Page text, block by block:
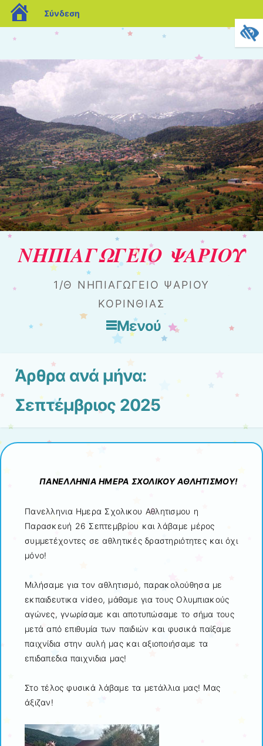
blogs.sch.gr
Σύνδεση
ΝΗΠΙΑΓΩΓΕΙΟ ΨΑΡΙΟΥ
1/Θ ΝΗΠΙΑΓΩΓΕΊΟ ΨΑΡΊΟΥ
ΚΟΡΙΝΘΊΑΣ
Μενού
Άρθρα ανά μήνα:
Σεπτέμβριος 2025
ΠΑΝΕΛΛΗΝΙΑ ΗΜΕΡΑ ΣΧΟΛΙΚΟΥ ΑΘΛΗΤΙΣΜΟΥ!
Πανελληνια Ημερα Σχολικου Αθλητισμου η
Παρασκευή 26 Σεπτεμβρίου και λάβαμε μέρος
συμμετέχοντες σε αθλητικές δραστηριότητες και όχι
μόνο!
Μιλήσαμε για τον αθλητισμό, παρακολούθησα με
εκπαιδευτικα video, μάθαμε για τους Ολυμπιακούς
αγώνες, γνωρίσαμε και αποτυπώσαμε το σήμα τους
μετά από επιθυμία των παιδιών και φυσικά παίξαμε
παιχνίδια στην αυλή μας και αξιοποιήσαμε τα
επιδαπεδια παιχνιδια μας!
Στο τέλος φυσικά λάβαμε τα μετάλλια μας! Μας
άξιζαν!